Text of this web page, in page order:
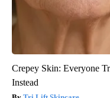
Crepey Skin: Everyone
Instead